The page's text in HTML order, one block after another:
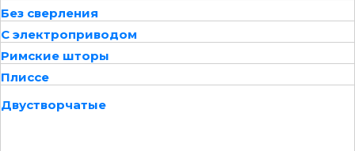
Без сверления
С электроприводом
Римские шторы
Плиссе
Двустворчатые